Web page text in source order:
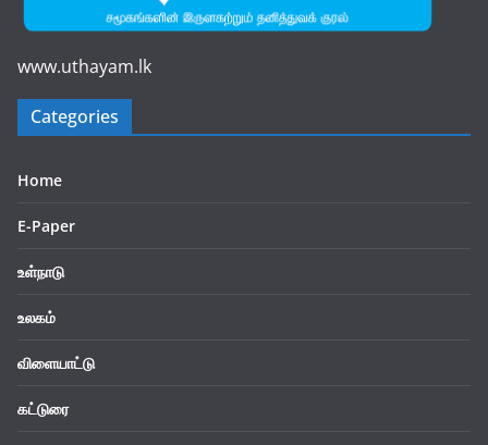
www.uthayam.lk
Categories
Home
E-Paper
உள்நாடு
உலகம்
விளையாட்டு
கட்டுரை